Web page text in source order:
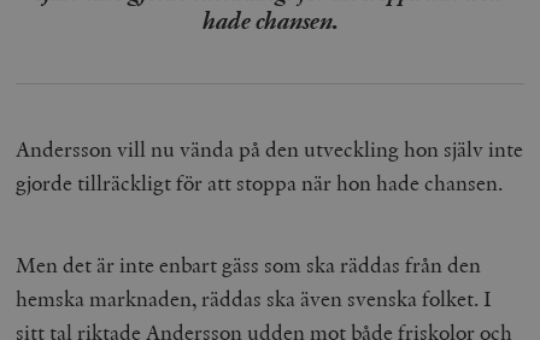
hade chansen.
Andersson vill nu vända på den utveckling hon själv inte
gjorde tillräckligt för att stoppa när hon hade chansen.
Men det är inte enbart gäss som ska räddas från den
hemska marknaden, räddas ska även svenska folket. I
sitt tal riktade Andersson udden mot både friskolor och